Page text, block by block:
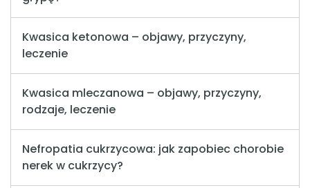
Kwasica ketonowa – objawy, przyczyny,
leczenie
Kwasica mleczanowa – objawy, przyczyny,
rodzaje, leczenie
Nefropatia cukrzycowa: jak zapobiec chorobie
nerek w cukrzycy?